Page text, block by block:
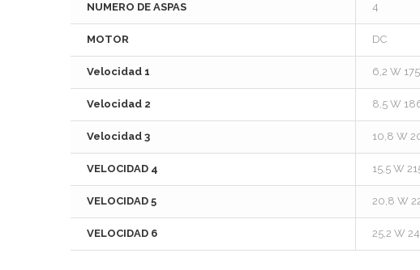
NUMERO DE ASPAS 4
MOTOR DC
Velocidad 1 6,2 W
Velocidad 2 8,5 W
Velocidad 3 10,8 W
VELOCIDAD 4 15,5 W
VELOCIDAD 5 20,8 W
VELOCIDAD 6 25,2 W